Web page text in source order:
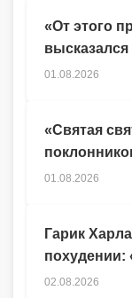
Гарик
похудении:
02.08.2026
«От этого
высказался
01.08.2026
«Святая
01.08.2026